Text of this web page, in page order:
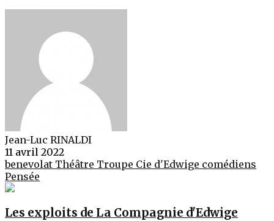
Jean-Luc RINALDI
11 avril 2022
benevolat Théâtre Troupe Cie d'Edwige comédiens
Pensée
Les exploits de La Compagnie d'Edwige